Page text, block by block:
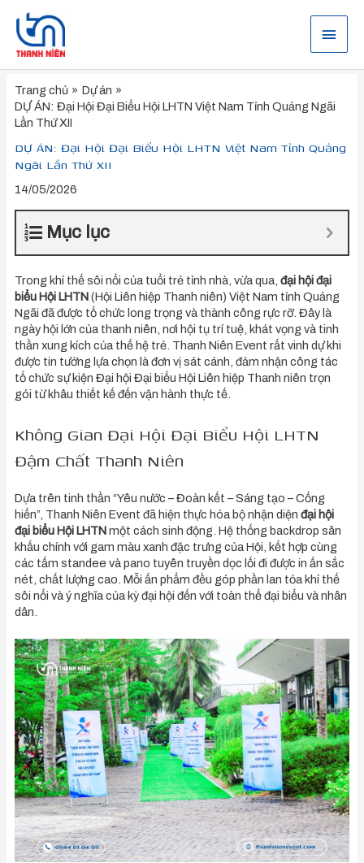
dung
Menu
Trang chủ
Dự án
DỰ ÁN: Đại Hội Đại Biểu Hội LHTN Việt Nam Tỉnh Quảng Ngãi
Lần Thứ XII
DỰ ÁN: Đại Hội Đại Biểu Hội LHTN Việt Nam Tỉnh Quảng
Ngãi Lần Thứ XII
14/05/2026
Mục lục
Trong khí thế sôi nổi của tuổi trẻ tỉnh nhà, vừa qua, đại hội đại
biểu Hội LHTN(Hội Liên hiệp Thanh niên) Việt Nam tỉnh Quảng
Ngãi đã được tổ chức long trọng và thành công rực rỡ. Đây là
ngày hội lớn của thanh niên, nơi hội tụ trí tuệ, khát vọng và tinh
thần xung kích của thế hệ trẻ. Thanh Niên Event rất vinh dự khi
được tin tưởng lựa chọn là đơn vị sát cánh, đảm nhận công tác
tổ chức sự kiện Đại hội Đại biểu Hội Liên hiệp Thanh niên trọn
gói từ khâu thiết kế đến vận hành thực tế.
Không Gian Đại Hội Đại Biểu Hội LHTN
Đậm Chất Thanh Niên
Dựa trên tinh thần “Yêu nước – Đoàn kết – Sáng tạo – Cống
hiến”, Thanh Niên Event đã hiện thực hóa bộ nhận diện đại hội
đại biểu Hội LHTNmột cách sinh động. Hệ thống backdrop sân
khấu chính với gam màu xanh đặc trưng của Hội, kết hợp cùng
các tấm standee và pano tuyên truyền dọc lối đi được in ấn sắc
nét, chất lượng cao. Mỗi ấn phẩm đều góp phần lan tỏa khí thế
sôi nổi và ý nghĩa của kỳ đại hội đến với toàn thể đại biểu và nhân
dân.